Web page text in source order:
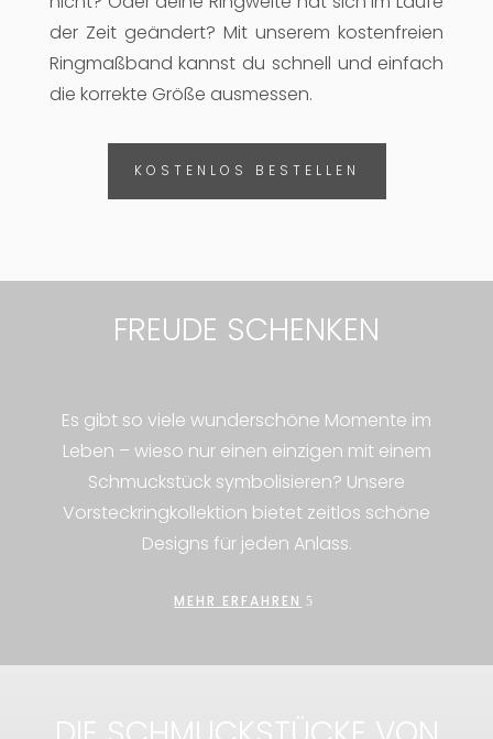
der Zeit geändert? Mit unserem kostenfreien
Ringmaßband kannst du schnell und einfach
die korrekte Größe ausmessen.
KOSTENLOS BESTELLEN
FREUDE SCHENKEN
Es gibt so viele wunderschöne Momente im
Leben – wieso nur einen einzigen mit einem
Schmuckstück symbolisieren? Unsere
Vorsteckringkollektion bietet zeitlos schöne
Designs für jeden Anlass.
MEHR ERFAHREN